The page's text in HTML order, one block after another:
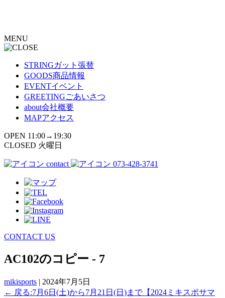
ン
ツ
MENU
STRINGガット張替
GOODS商品情報
EVENTイベント
GREETINGごあいさつ
about会社概要
MAPアクセス
OPEN 11:00→19:30
CLOSED 火曜日
contact 073-428-3741
CONTACT US
AC102のコピー - 7
mikisports | 2024年7月5日
← 戻る:7月6日(土)から7月21日(日)まで【2024ミキスポサマ